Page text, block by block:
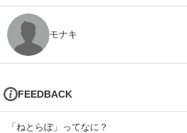
モナキ
FEEDBACK
「ねとらぼ」ってなに？